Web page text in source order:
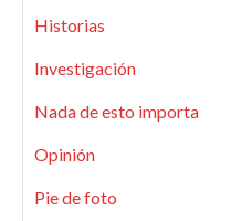
Historias
Investigación
Nada de esto importa
Opinión
Pie de foto